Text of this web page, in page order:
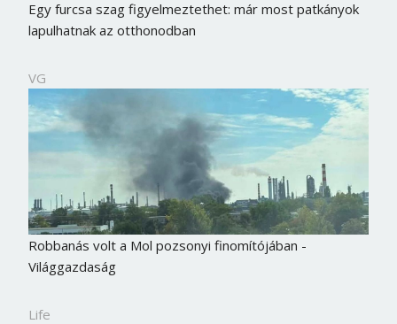
Egy furcsa szag figyelmeztethet: már most patkányok
lapulhatnak az otthonodban
VG
Robbanás volt a Mol pozsonyi finomítójában -
Világgazdaság
Life